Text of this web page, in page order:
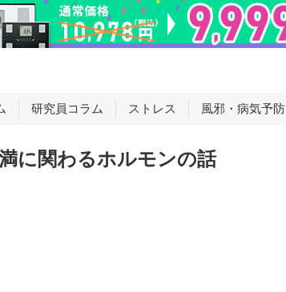
研究員コラム ストレス 風邪・病気予防
に関わるホルモンの話